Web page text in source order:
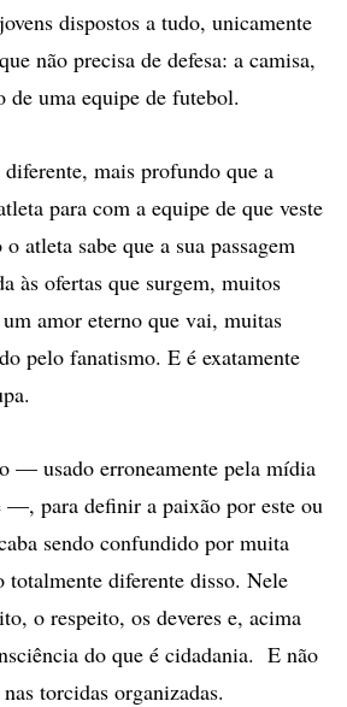
dispostos a tudo, unicamente
não precisa de defesa: a camisa,
uma equipe de futebol.
mais profundo que a
para com a equipe de que veste
atleta sabe que a sua passagem
às ofertas que surgem, muitos
amor eterno que vai, muitas
pelo fanatismo. E é exatamente
— usado erroneamente pela mídia
—, para definir a paixão por este ou
sendo confundido por muita
totalmente diferente disso. Nele
o respeito, os deveres e, acima
do que é cidadania. E não
torcidas organizadas.